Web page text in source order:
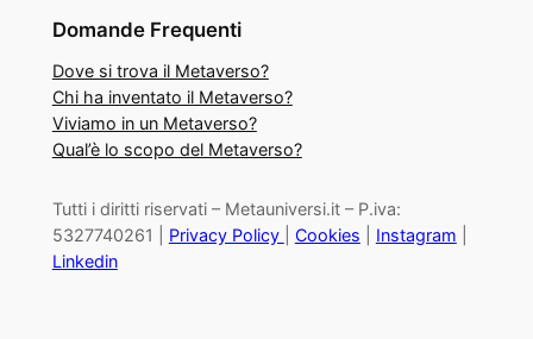
Domande Frequenti
Dove si trova il Metaverso?
Chi ha inventato il Metaverso?
Viviamo in un Metaverso?
Qual’è lo scopo del Metaverso?
Tutti i diritti riservati – Metauniversi.it – P.iva:
5327740261 | Privacy Policy Cookies Instagram
Linkedin